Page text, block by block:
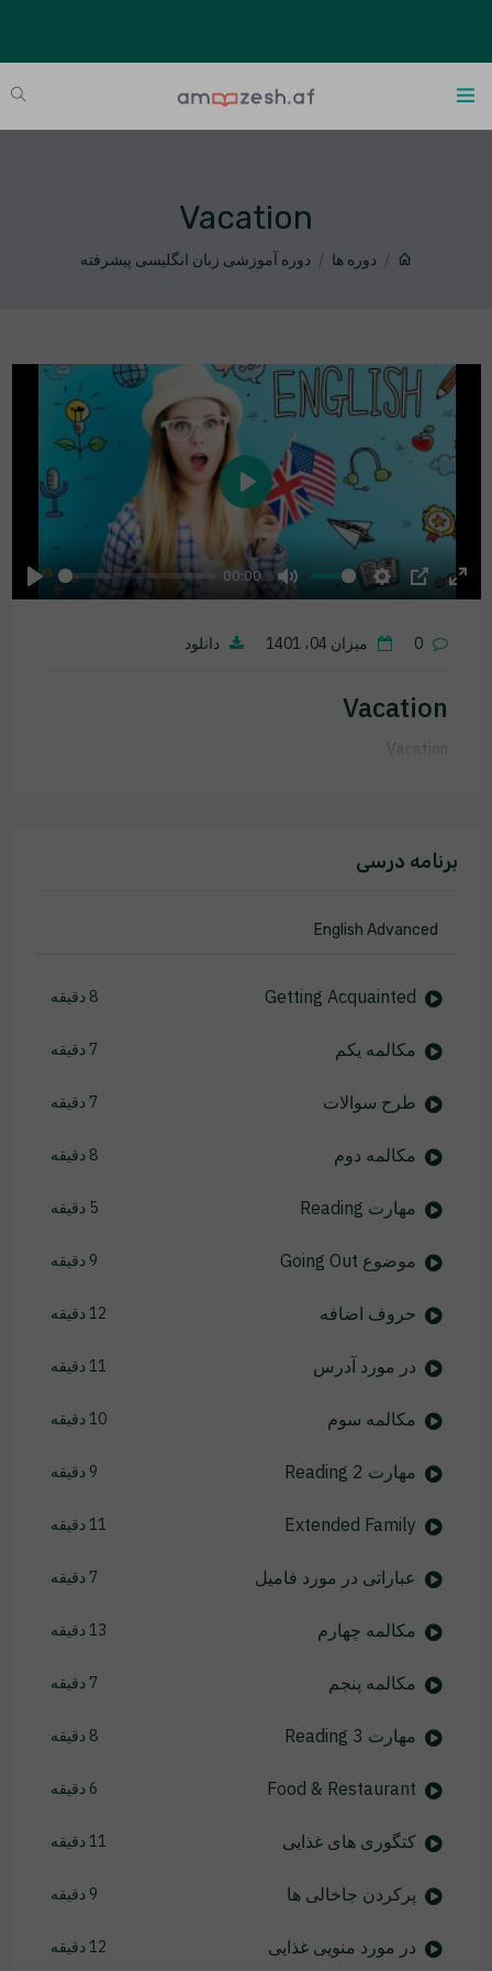
Vacation
دوره ها دوره آموزشی زبان انگلیسی پیشرفته
Play
00:00
Mute Settings
PIP
Play
0 میزان 04، 1401 دانلود
Vacation
Vacation
برنامه درسی
English Advanced
Getting Acquainted 8 دقیقه
مکالمه یکم 7 دقیقه
طرح سوالات 7 دقیقه
مکالمه دوم 8 دقیقه
مهارت Reading 5 دقیقه
موضوع Going Out 9 دقیقه
حروف اضافه 12 دقیقه
در مورد آدرس 11 دقیقه
مکالمه سوم 10 دقیقه
مهارت Reading 2 9 دقیقه
Extended Family 11 دقیقه
عباراتی در مورد فامیل 7 دقیقه
مکالمه چهارم 13 دقیقه
مکالمه پنجم 7 دقیقه
مهارت Reading 3 8 دقیقه
Food & Restaurant 6 دقیقه
کتگوری های غذایی 11 دقیقه
پرکردن جاخالی ها 9 دقیقه
در مورد منویی غذایی 12 دقیقه